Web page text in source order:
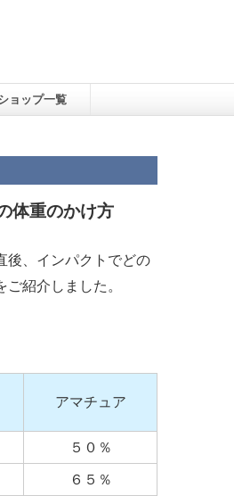
ョップ一覧
体重のかけ方
後、インパクトでどの
紹介しました。
アマチュア
５０％
６５％